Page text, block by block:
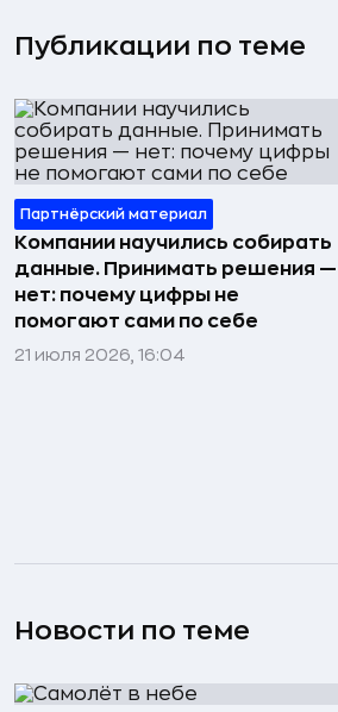
Публикации по теме
Партнёрский материал
Компании научились собирать
данные. Принимать решения —
нет: почему цифры не
помогают сами по себе
21 июля 2026, 16:04
Новости по теме